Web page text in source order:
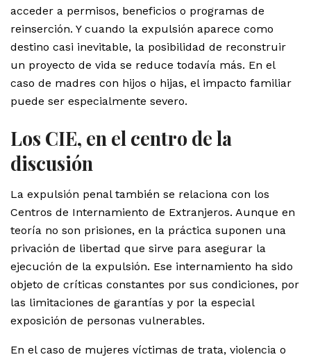
acceder a permisos, beneficios o programas de
reinserción. Y cuando la expulsión aparece como
destino casi inevitable, la posibilidad de reconstruir
un proyecto de vida se reduce todavía más. En el
caso de madres con hijos o hijas, el impacto familiar
puede ser especialmente severo.
Los CIE, en el centro de la
discusión
La expulsión penal también se relaciona con los
Centros de Internamiento de Extranjeros. Aunque en
teoría no son prisiones, en la práctica suponen una
privación de libertad que sirve para asegurar la
ejecución de la expulsión. Ese internamiento ha sido
objeto de críticas constantes por sus condiciones, por
las limitaciones de garantías y por la especial
exposición de personas vulnerables.
En el caso de mujeres víctimas de trata, violencia o